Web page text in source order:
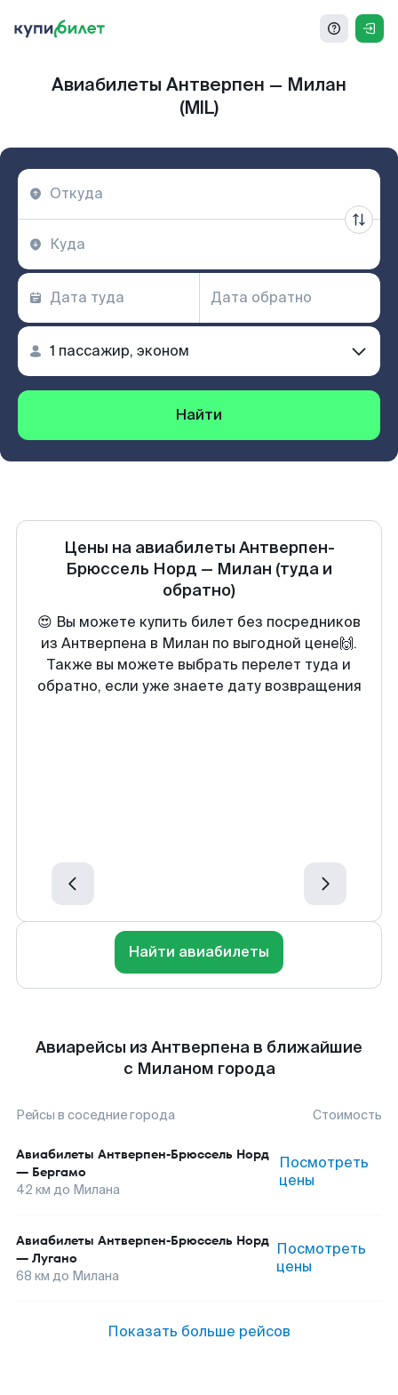
Авиабилеты Антверпен — Милан
(MIL)
Найти
Цены на авиабилеты Антверпен-
Брюссель Норд — Милан (туда и
обратно)
😍 Вы можете купить билет без посредников
из Антверпена в Милан по выгодной цене🙌.
Также вы можете выбрать перелет туда и
обратно, если уже знаете дату возвращения
Найти авиабилеты
Авиарейсы из Антверпена в ближайшие
с Миланом города
Рейсы в соседние города Стоимость
Авиабилеты Антверпен-Брюссель Норд
— Бергамо
42 км до Милана
Посмотреть
цены
Авиабилеты Антверпен-Брюссель Норд
— Лугано
68 км до Милана
Посмотреть
цены
Показать больше рейсов